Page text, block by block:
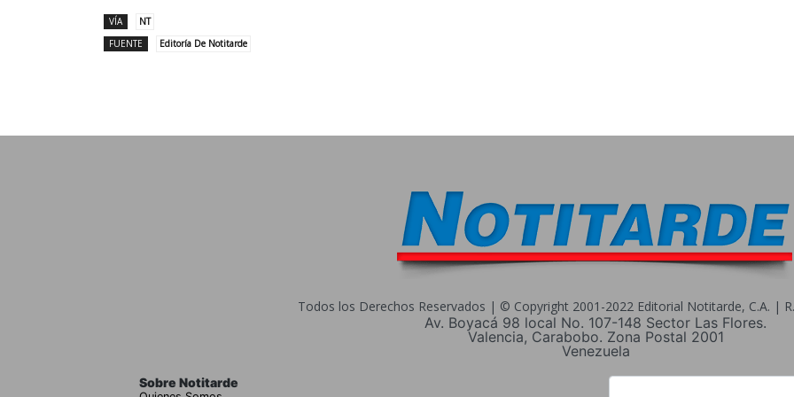
VÍA
NT
FUENTE
Editoría De Notitarde
Todos los Derechos Reservados | © Copyright 2001-2022 Editorial Notitarde, C.A. |
Av. Boyacá 98 local No. 107-148 Sector Las Flores.
Valencia, Carabobo. Zona Postal 2001
Venezuela
Sobre Notitarde